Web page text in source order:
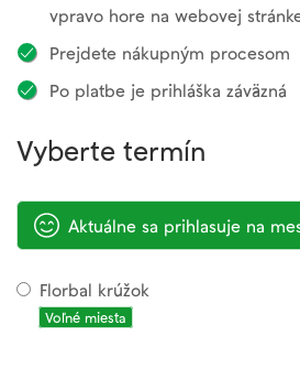
Vyberte termín
Aktuálne sa prihlasuje na
Florbal krúžok
Voľné miesta
vpravo hore na webovej
Prejdete nákupným procesom
Po platbe je prihláška záväzná